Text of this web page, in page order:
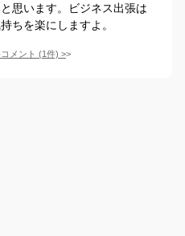
思います。ビジネス出張は
ちを楽にしますよ。
メント (1件) >